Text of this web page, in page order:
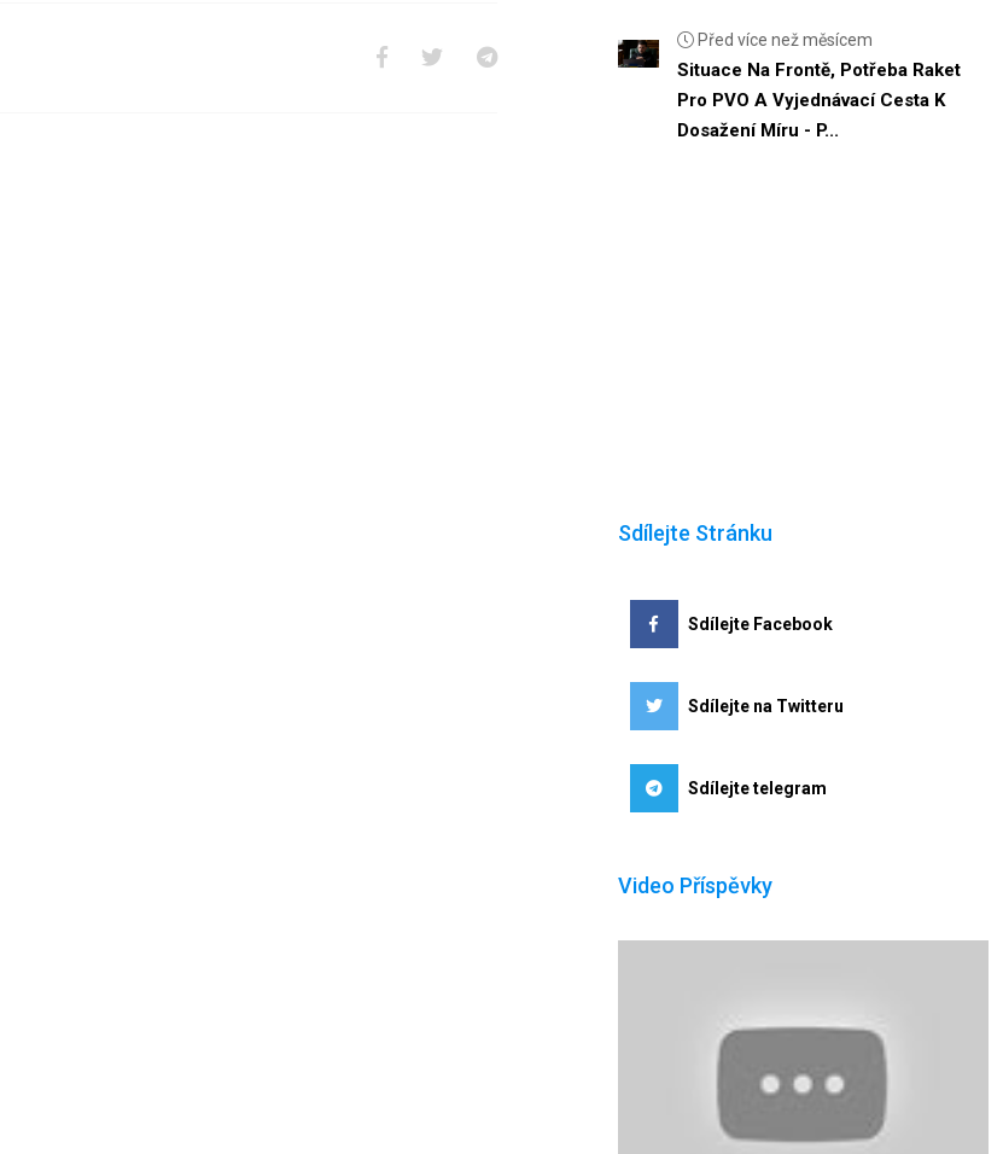
Před více než měsícem
Situace Na Frontě, Potřeba Raket
Pro PVO A Vyjednávací Cesta K
Dosažení Míru - P...
Sdílejte Stránku
Sdílejte Facebook
Sdílejte na Twitteru
Sdílejte telegram
Video Příspěvky